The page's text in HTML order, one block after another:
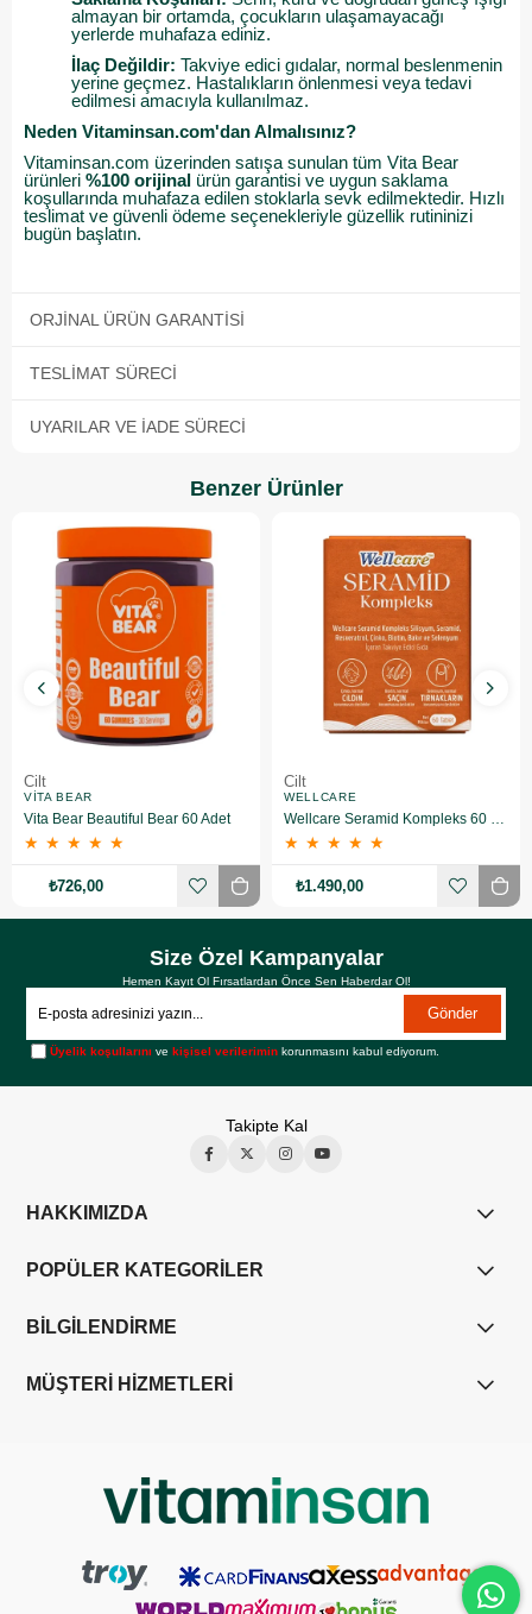
almayan bir ortamda, çocukların ulaşamayacağı
yerlerde muhafaza ediniz.
İlaç Değildir: Takviye edici gıdalar, normal beslenmenin
yerine geçmez. Hastalıkların önlenmesi veya tedavi
edilmesi amacıyla kullanılmaz.
Neden Vitaminsan.com'dan Almalısınız?
Vitaminsan.com üzerinden satışa sunulan tüm Vita Bear
ürünleri %100 orijinal ürün garantisi ve uygun saklama
koşullarında muhafaza edilen stoklarla sevk edilmektedir. Hızlı
teslimat ve güvenli ödeme seçenekleriyle güzellik rutininizi
bugün başlatın.
ORJINAL ÜRÜN GARANTISI
TESLIMAT SÜRECI
UYARILAR VE İADE SÜRECI
Benzer Ürünler
Cilt
VITA BEAR
Vita Bear Beautiful Bear 60 Adet
★ ★ ★ ★ ★
₺726,00
Cilt
WELLCARE
★ ★ ★ ★ ★
₺1.490,00
Size Özel Kampanyalar
Hemen Kayıt Ol Fırsatlardan Önce Sen Haberdar Ol!
Gönder
Üyelik koşullarını vekişisel verilerimin korunmasını kabul ediyorum.
Takipte Kal
HAKKIMIZDA
POPÜLER KATEGORİLER
BİLGİLENDİRME
MÜŞTERİ HİZMETLERİ